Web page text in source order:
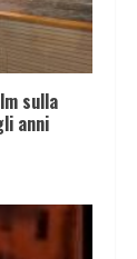
sulla
anni